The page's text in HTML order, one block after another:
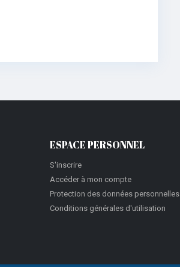
ESPACE PERSONNEL
S'inscrire
Accéder à mon compte
Protection des données personnelles
Conditions générales d'utilisation